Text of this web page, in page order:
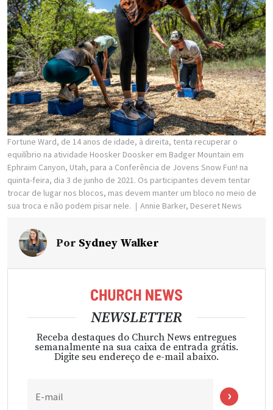
Fortune Ward, de 14 anos de idade, à direita, tenta recuperar o
equilíbrio na atividade Hoosker Doosker em Badger Mountain em
Ephraim Canyon, Utah, para a Conferência de Jovens Snow Fun! na
quinta-feira, dia 3 de junho de 2021. Os participantes devem tentar
trocar de lugar nos blocos, mas devem manter um bloco no meio de
sua troca e não podem pisar nele.
Annie Barker, Deseret News
Por Sydney Walker
NEWSLETTER
Receba destaques do Church News entregues
semanalmente na sua caixa de entrada grátis.
Digite seu endereço de e-mail abaixo.
E-mail